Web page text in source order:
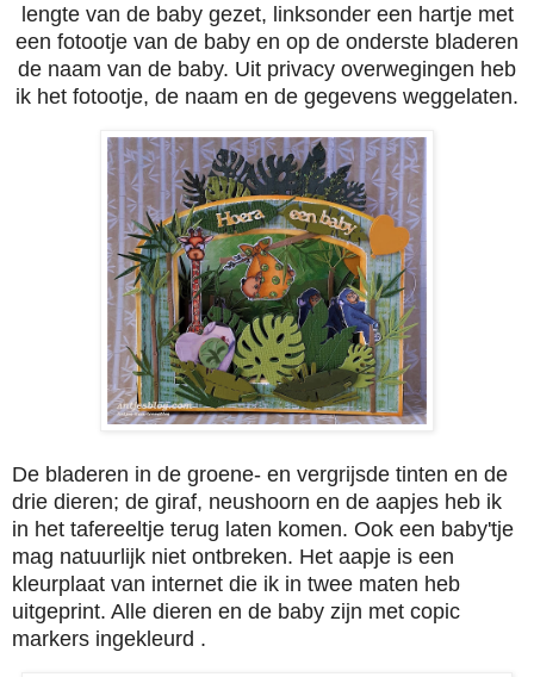
lengte van de baby gezet, linksonder een hartje met
een fotootje van de baby en op de onderste bladeren
de naam van de baby. Uit privacy overwegingen heb
ik het fotootje, de naam en de gegevens weggelaten.
De bladeren in de groene- en vergrijsde tinten en de
drie dieren; de giraf, neushoorn en de aapjes heb ik
in het tafereeltje terug laten komen. Ook een baby'tje
mag natuurlijk niet ontbreken. Het aapje is een
kleurplaat van internet die ik in twee maten heb
uitgeprint. Alle dieren en de baby zijn met copic
markers ingekleurd .